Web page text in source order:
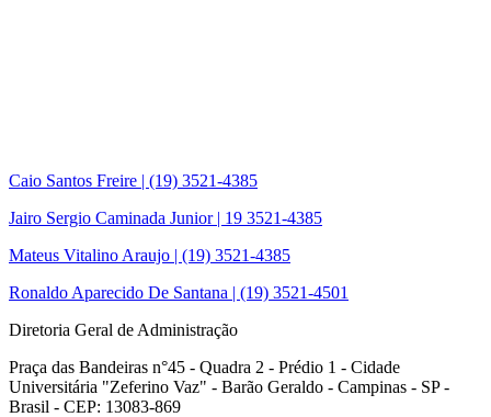
Caio Santos Freire | (19) 3521-4385
Jairo Sergio Caminada Junior | 19 3521-4385
Mateus Vitalino Araujo | (19) 3521-4385
Ronaldo Aparecido De Santana | (19) 3521-4501
Diretoria Geral de Administração
Praça das Bandeiras n°45 - Quadra 2 - Prédio 1 - Cidade
Universitária "Zeferino Vaz" - Barão Geraldo - Campinas - SP -
Brasil - CEP: 13083-869